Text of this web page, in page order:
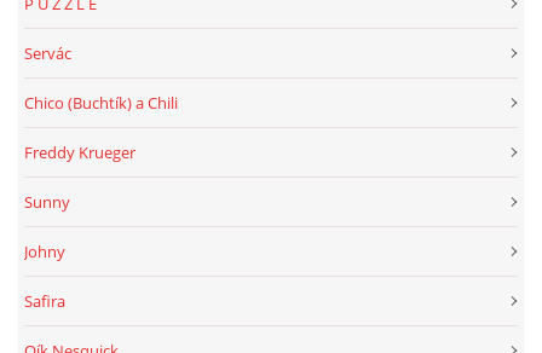
Servác
Chico (Buchtík) a Chili
Freddy Krueger
Sunny
Johny
Safira